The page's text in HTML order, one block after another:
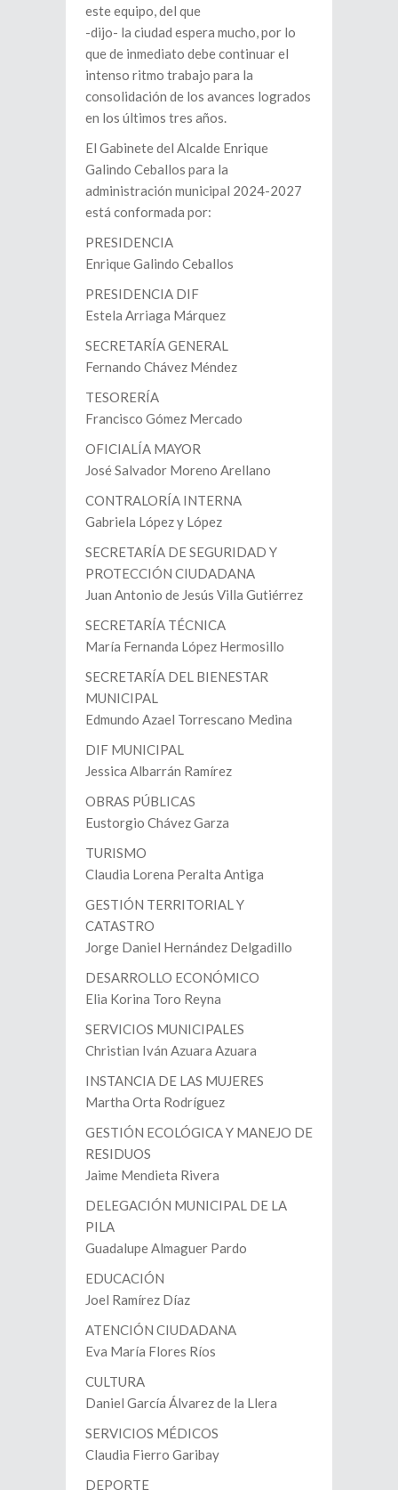
este equipo, del que
-dijo- la ciudad espera mucho, por lo
que de inmediato debe continuar el
intenso ritmo trabajo para la
consolidación de los avances logrados
en los últimos tres años.
El Gabinete del Alcalde Enrique
Galindo Ceballos para la
administración municipal 2024-2027
está conformada por:
PRESIDENCIA
Enrique Galindo Ceballos
PRESIDENCIA DIF
Estela Arriaga Márquez
SECRETARÍA GENERAL
Fernando Chávez Méndez
TESORERÍA
Francisco Gómez Mercado
OFICIALÍA MAYOR
José Salvador Moreno Arellano
CONTRALORÍA INTERNA
Gabriela López y López
SECRETARÍA DE SEGURIDAD Y
PROTECCIÓN CIUDADANA
Juan Antonio de Jesús Villa Gutiérrez
SECRETARÍA TÉCNICA
María Fernanda López Hermosillo
SECRETARÍA DEL BIENESTAR
MUNICIPAL
Edmundo Azael Torrescano Medina
DIF MUNICIPAL
Jessica Albarrán Ramírez
OBRAS PÚBLICAS
Eustorgio Chávez Garza
TURISMO
Claudia Lorena Peralta Antiga
GESTIÓN TERRITORIAL Y
CATASTRO
Jorge Daniel Hernández Delgadillo
DESARROLLO ECONÓMICO
Elia Korina Toro Reyna
SERVICIOS MUNICIPALES
Christian Iván Azuara Azuara
INSTANCIA DE LAS MUJERES
Martha Orta Rodríguez
GESTIÓN ECOLÓGICA Y MANEJO DE
RESIDUOS
Jaime Mendieta Rivera
DELEGACIÓN MUNICIPAL DE LA
PILA
Guadalupe Almaguer Pardo
EDUCACIÓN
Joel Ramírez Díaz
ATENCIÓN CIUDADANA
Eva María Flores Ríos
CULTURA
Daniel García Álvarez de la Llera
SERVICIOS MÉDICOS
Claudia Fierro Garibay
DEPORTE